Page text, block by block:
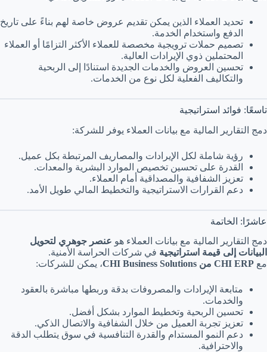
تحديد العملاء الذين يمكن تقديم عروض خاصة لهم بناءً على تاريخ
الدفع واستخدام الخدمة.
تصميم حملات ترويجية مخصصة للعملاء الأكثر التزامًا أو العملاء
المحتملين ذوي الإيرادات العالية.
تحسين العروض والخدمات الجديدة استنادًا إلى الربحية
والتكاليف الفعلية لكل نوع من الخدمات.
تاسعًا: فوائد استراتيجية
دمج التقارير المالية مع بيانات العملاء يوفر للشركة:
رؤية شاملة لكل الإيرادات والمصاريف المرتبطة بكل عميل.
القدرة على تحسين تخصيص الموارد البشرية والمعدات.
تعزيز الشفافية والمصداقية أمام العملاء.
دعم القرارات الاستراتيجية والتخطيط المالي طويل الأمد.
عاشرًا: الخاتمة
دمج التقارير المالية مع بيانات العملاء هو عنصر جوهري لتحويل
البيانات إلى قيمة استراتيجية في شركات الحراسة الأمنية.
مع CHI ERP من CHI Business Solutions ، يمكن للشركات:
متابعة الإيرادات والمصروفات بدقة وربطها مباشرة بالعقود
والخدمات.
تحسين الربحية وتخطيط الموارد بشكل أفضل.
تعزيز تجربة العميل من خلال الشفافية والاتصال الذكي.
دعم النمو المستدام والقدرة التنافسية في سوق يتطلب الدقة
والاحترافية.